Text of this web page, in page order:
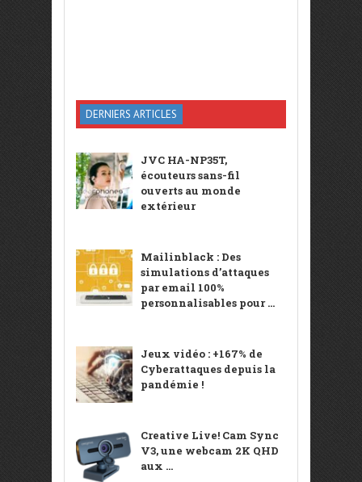
DERNIERS ARTICLES
JVC HA-NP35T,
écouteurs sans-fil
ouverts au monde
extérieur
Mailinblack : Des
simulations d’attaques
par email 100%
personnalisables pour ...
Jeux vidéo : +167% de
Cyberattaques depuis la
pandémie !
Creative Live! Cam Sync
V3, une webcam 2K QHD
aux ...